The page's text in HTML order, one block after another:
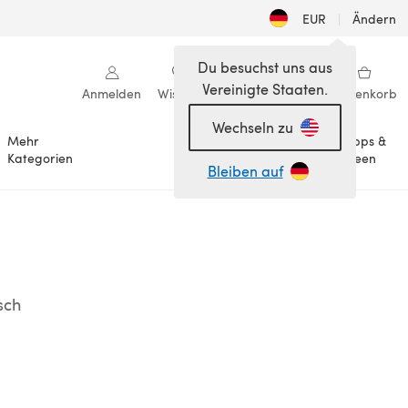
EUR | Ändern
Anmelden Wishlist Meine Bibliothek Warenkorb
Mehr
Kategorien
Anlässe
Tipps &
Ideen
Du besuchst uns aus
Vereinigte Staaten.
Wechseln zu
Bleiben auf